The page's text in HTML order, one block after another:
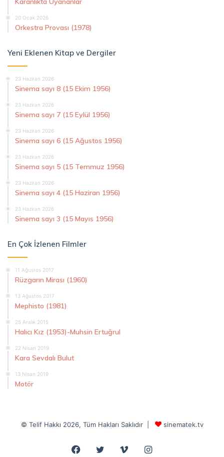
20 Ocak 2026
Orkestra Provası (1978)
Yeni Eklenen Kitap ve Dergiler
23 Haziran 2026
Sinema sayı 8 (15 Ekim 1956)
23 Haziran 2026
Sinema sayı 7 (15 Eylül 1956)
23 Haziran 2026
Sinema sayı 6 (15 Ağustos 1956)
23 Haziran 2026
Sinema sayı 5 (15 Temmuz 1956)
23 Haziran 2026
Sinema sayı 4 (15 Haziran 1956)
23 Haziran 2026
Sinema sayı 3 (15 Mayıs 1956)
En Çok İzlenen Filmler
11 Ağustos 2017
Rüzgarın Mirası (1960)
13 Ağustos 2017
Mephisto (1981)
25 Aralık 2015
Halıcı Kız (1953)-Muhsin Ertuğrul
22 Nisan 2019
Kara Sevdalı Bulut
13 Nisan 2019
Motör
© Telif Hakkı 2026, Tüm Hakları Saklıdır | sinematek.tv
Facebook
Twitter VimeoInstagram